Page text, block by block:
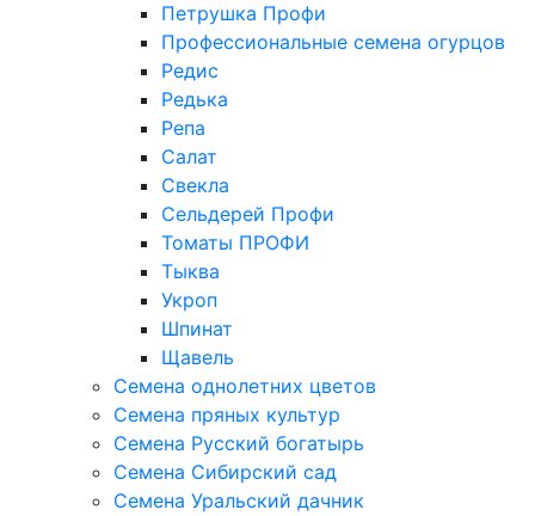
Петрушка Профи
Профессиональные семена огурцов
Редис
Редька
Репа
Салат
Свекла
Сельдерей Профи
Томаты ПРОФИ
Тыква
Укроп
Шпинат
Щавель
Семена однолетних цветов
Семена пряных культур
Семена Русский богатырь
Семена Сибирский сад
Семена Уральский дачник